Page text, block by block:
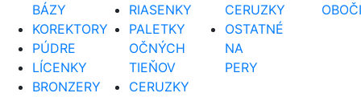
BÁZY
KOREKTORY
PÚDRE
LÍCENKY
BRONZERY
RIASENKY
PALETKY
OČNÝCH
TIEŇOV
CERUZKY
CERUZKY
OSTATNÉ
NA
PERY